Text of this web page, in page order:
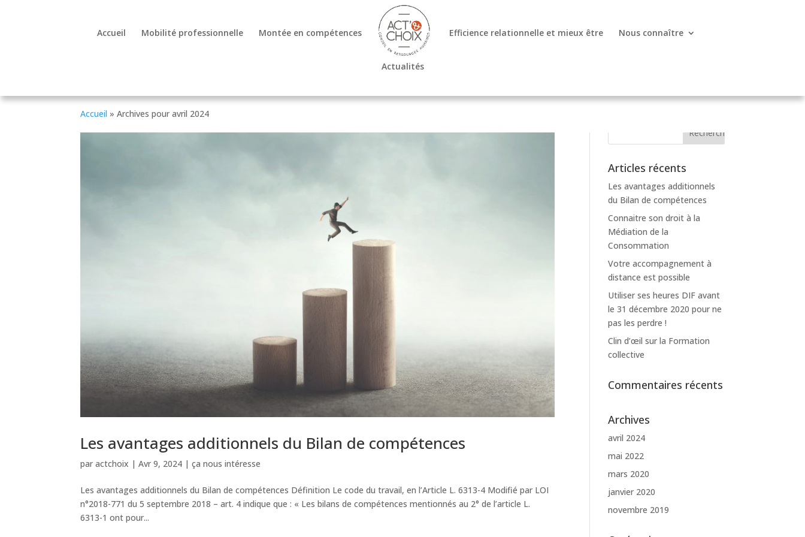
Accueil Mobilité professionnelle Montée en compétences Efficience relationnelle et mieux être Nous connaître
Actualités
Accueil »Archives pour avril 2024
Les avantages additionnels du Bilan de compétences
paractchoix |Avr 9, 2024 |ça nous intéresse
Les avantages additionnels du Bilan de compétences Définition Le code du travail, en l’Article L. 6313-4 Modifié par LOI
n°2018-771 du 5 septembre 2018 – art. 4 indique que : « Les bilans de compétences mentionnés au 2° de l’article L.
6313-1 ont pour...
Articles récents
Les avantages additionnels
du Bilan de compétences
Connaitre son droit à la
Médiation de la
Consommation
Votre accompagnement à
distance est possible
Utiliser ses heures DIF avant
le 31 décembre 2020 pour ne
pas les perdre !
Clin d’œil sur la Formation
collective
Commentaires récents
Archives
avril 2024
mai 2022
mars 2020
janvier 2020
novembre 2019